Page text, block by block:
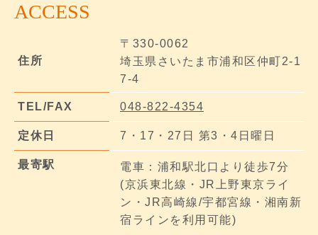
ACCESS
住所
〒330-0062
埼玉県さいたま市浦和区仲町2-1
7-4
TEL/FAX 048-822-4354
定休日 7・17・27日 第3・4日曜日
最寄駅
電車：浦和駅北口より徒歩7分
(京浜東北線・JR上野東京ライ
ン・JR高崎線/宇都宮線・湘南新
宿ラインを利用可能)